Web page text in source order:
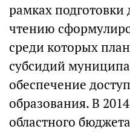
рамках
чтению
среди которых
субсидий
обеспечение
образования. В
областного